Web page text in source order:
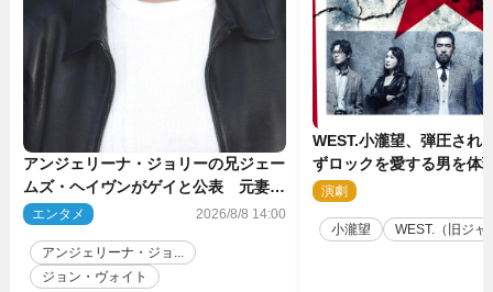
アンジェリーナ・ジョリーの兄ジェー
ムズ・ヘイヴンがゲイと公表 元妻の
生配信で明らかに
エンタメ 2026/8/8 14:00
アンジェリーナ・ジョ...
ジョン・ヴォイト
WEST.小瀧望、弾圧され
ずロックを愛する男を
台『ロックンロール』ビ
演劇
小瀧望 WEST.（旧ジャ